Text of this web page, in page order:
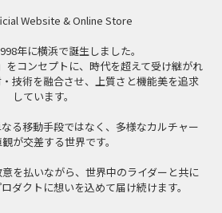
Website & Online Store
年に横浜で誕生しました。
をコンセプトに、時代を超えて受け継がれ
技術を融合させ、上質さと機能美を追求
しています。
る移動手段ではなく、多様なカルチャー
が交差する世界です。
を払いながら、世界中のライダーと共に
ダクトに想いを込めて届け続けます。